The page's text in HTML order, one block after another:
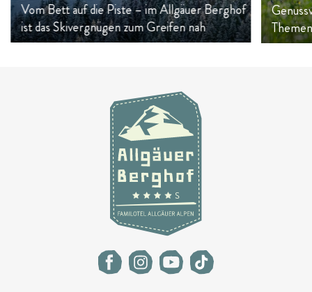
Vom Bett auf die Piste – im Allgäuer Berghof
ist das Skivergnügen zum Greifen nah